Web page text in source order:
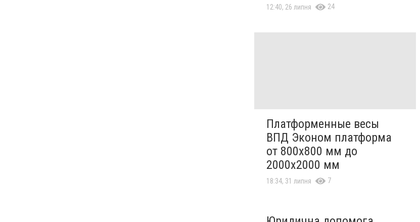
12:40, 26 липня 24
Платформенные весы
ВПД Эконом платформа
от 800х800 мм до
2000х2000 мм
18:34, 31 липня 7